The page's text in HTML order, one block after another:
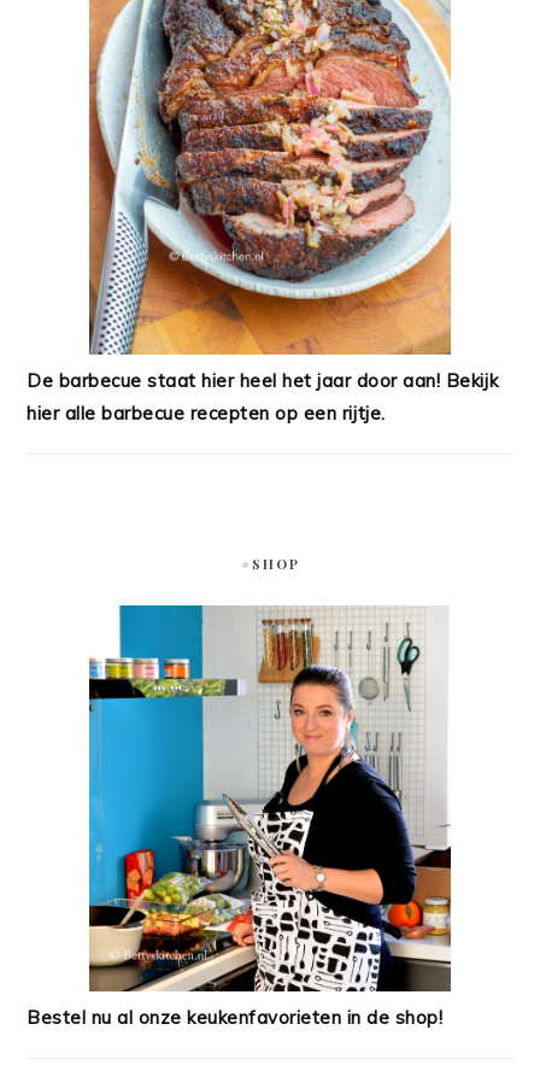
De barbecue staat hier heel het jaar door aan! Bekijk
hier alle barbecue recepten op een rijtje.
#SHOP
Bestel nu al onze keukenfavorieten in de shop!